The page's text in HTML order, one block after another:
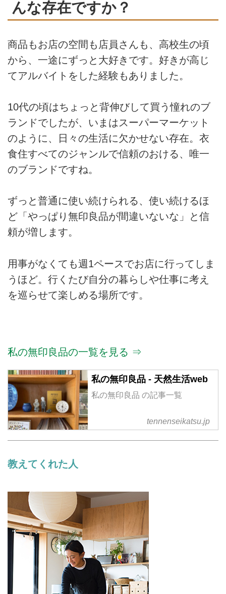
んな存在ですか？
商品もお店の空間も店員さんも、高校生の頃
から、一途にずっと大好きです。好きが高じ
てアルバイトをした経験もありました。
10代の頃はちょっと背伸びして買う憧れのブ
ランドでしたが、いまはスーパーマーケット
のように、日々の生活に欠かせない存在。衣
食住すべてのジャンルで信頼のおける、唯一
のブランドですね。
ずっと普通に使い続けられる、使い続けるほ
ど「やっぱり無印良品が間違いないな」と信
頼が増します。
用事がなくても週1ペースでお店に行ってしま
うほど。行くたび自分の暮らしや仕事に考え
を巡らせて楽しめる場所です。
私の無印良品の一覧を見る ⇒
私の無印良品 - 天然生活web
私の無印良品 の記事一覧
tennenseikatsu.jp
教えてくれた人